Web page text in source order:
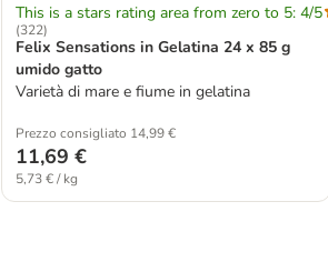
This is a stars rating area from zero to 5: 4/5
(322)
Felix Sensations in Gelatina 24 x 85 g
umido gatto
Varietà di mare e fiume in gelatina
Prezzo consigliato 14,99 €
11,69 €
5,73 € / kg